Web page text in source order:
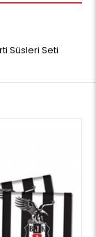
Süsleri Seti